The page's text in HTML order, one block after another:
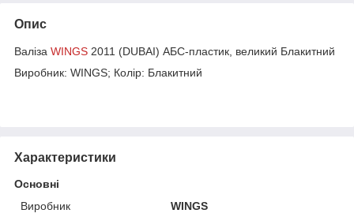
Опис
Валіза WINGS 2011 (DUBAI) АБС-пластик, великий Блакитний
Виробник: WINGS; Колір: Блакитний
Характеристики
Основні
Виробник
WINGS